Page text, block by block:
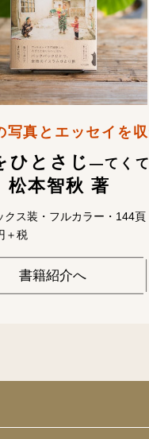
写真とエッセイを収
ひとさじ—てくて
松本智秋 著
クス装・フルカラー・144頁
＋税
書籍紹介へ